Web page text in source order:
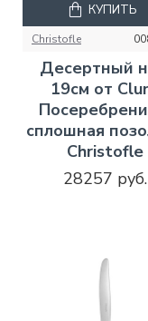
Christofle
Десертный
19см от
сплошная
Christofle
28257 руб.
КУПИТЬ